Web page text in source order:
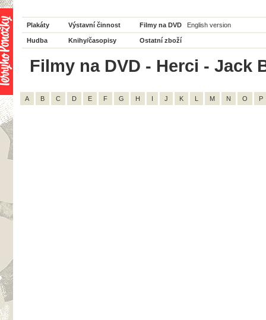
Plakáty Výstavní činnost Filmy na DVD English version
Hudba Knihy/časopisy Ostatní zboží
Filmy na DVD - Herci - Jack
A B C D E F G H I J K L M N O P